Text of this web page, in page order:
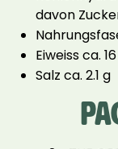
davon
Eiweiss ca.
Salz ca. 2.1 g